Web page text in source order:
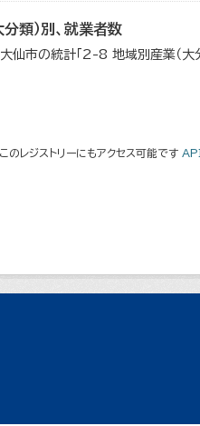
類）別、就業者数
大仙市の統計「2-8 地域別産業（
レジストリーにもアクセス可能です